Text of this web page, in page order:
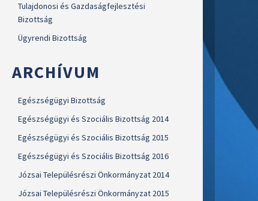
Tulajdonosi és Gazdaságfejlesztési
Bizottság
Ügyrendi Bizottság
ARCHÍVUM
Egészségügyi Bizottság
Egészségügyi és Szociális Bizottság 2014
Egészségügyi és Szociális Bizottság 2015
Egészségügyi és Szociális Bizottság 2016
Józsai Településrészi Önkormányzat 2014
Józsai Településrészi Önkormányzat 2015